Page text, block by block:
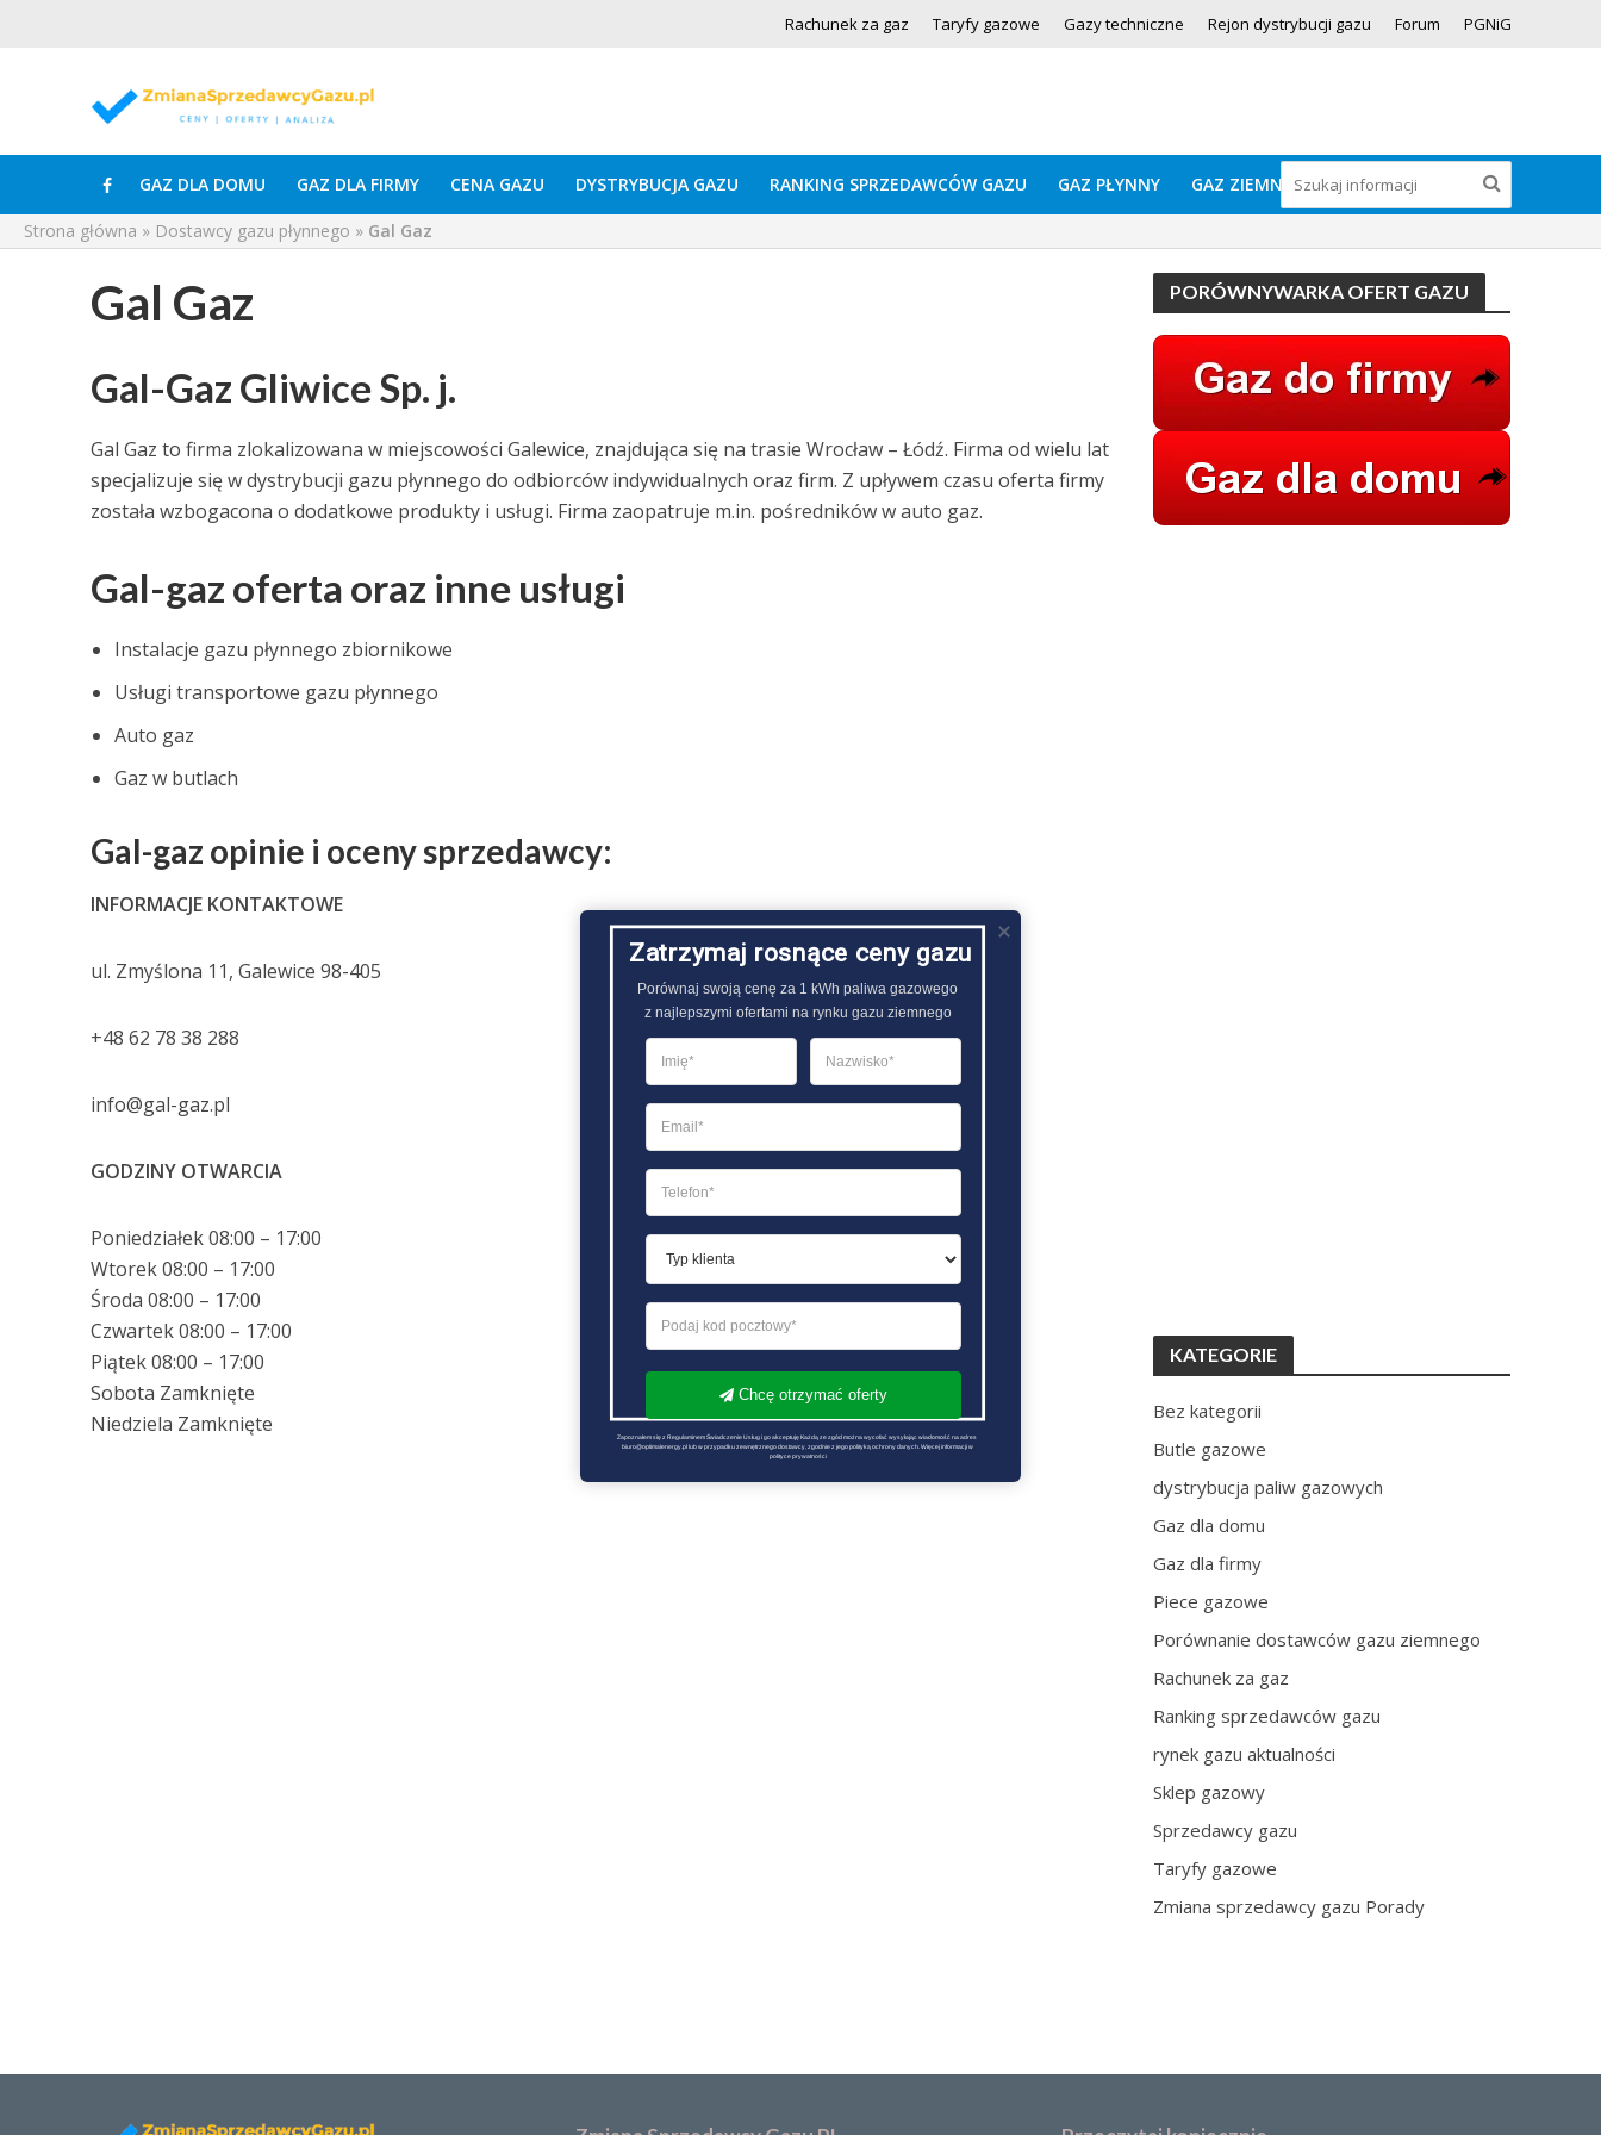
Rachunek za gaz Taryfy gazowe Gazy techniczne Rejon dystrybucji gazu Forum PGNiG
GAZ DLA DOMU GAZ DLA FIRMY CENA GAZU DYSTRYBUCJA GAZU RANKING SPRZEDAWCÓW GAZU GAZ PŁYNNY GAZ ZIEMNY
Strona główna » Dostawcy gazu płynnego » Gal Gaz
Gal Gaz
Gal-Gaz Gliwice Sp. j.
Gal Gaz to firma zlokalizowana w miejscowości Galewice, znajdująca się na trasie Wrocław – Łódź. Firma od wielu lat
specjalizuje się w dystrybucji gazu płynnego do odbiorców indywidualnych oraz firm. Z upływem czasu oferta firmy
została wzbogacona o dodatkowe produkty i usługi. Firma zaopatruje m.in. pośredników w auto gaz.
Gal-gaz oferta oraz inne usługi
Instalacje gazu płynnego zbiornikowe
Usługi transportowe gazu płynnego
Auto gaz
Gaz w butlach
Gal-gaz opinie i oceny sprzedawcy:
INFORMACJE KONTAKTOWE
ul. Zmyślona 11, Galewice 98-405
+48 62 78 38 288
info@gal-gaz.pl
GODZINY OTWARCIA
Poniedziałek 08:00 – 17:00
Wtorek 08:00 – 17:00
Środa 08:00 – 17:00
Czwartek 08:00 – 17:00
Piątek 08:00 – 17:00
Sobota Zamknięte
Niedziela Zamknięte
PORÓWNYWARKA OFERT GAZU
KATEGORIE
Bez kategorii
Butle gazowe
dystrybucja paliw gazowych
Gaz dla domu
Gaz dla firmy
Piece gazowe
Porównanie dostawców gazu ziemnego
Rachunek za gaz
Ranking sprzedawców gazu
rynek gazu aktualności
Sklep gazowy
Sprzedawcy gazu
Taryfy gazowe
Zmiana sprzedawcy gazu Porady
Zatrzymaj rosnące ceny gazu
Porównaj swoją cenę za 1 kWh paliwa gazowego
z najlepszymi ofertami na rynku gazu ziemnego
Chcę otrzymać oferty
Zapoznałem się z Regulaminem Świadczenie Usług i go akceptuję Każdą ze zgód można wycofać wysyłając wiadomość na adres
biuro@optimalenergy.pl lub w przypadku zewnętrznego dostawcy, zgodnie z jego polityką ochrony danych. Więcej informacji w
polityce prywatności